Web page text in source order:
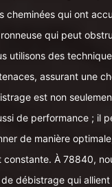
cheminées qui ont
qui peut
utilisons des
assurant une
est non
de performance ; il
de manière
À 78840,
débistrage qui